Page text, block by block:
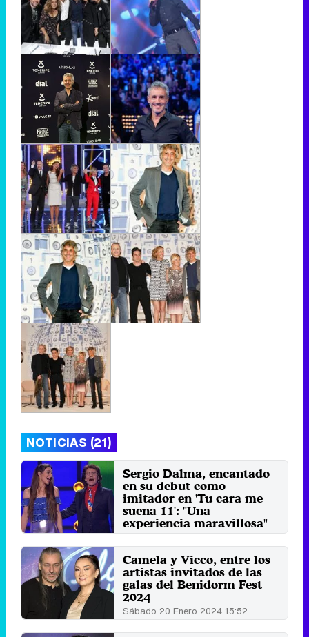
NOTICIAS (21)
Sergio Dalma, encantado
en su debut como
imitador en 'Tu cara me
suena 11': "Una
experiencia maravillosa"
Sábado 8 Junio 2024 10:45
Camela y Vicco, entre los
artistas invitados de las
galas del Benidorm Fest
2024
Sábado 20 Enero 2024 15:52